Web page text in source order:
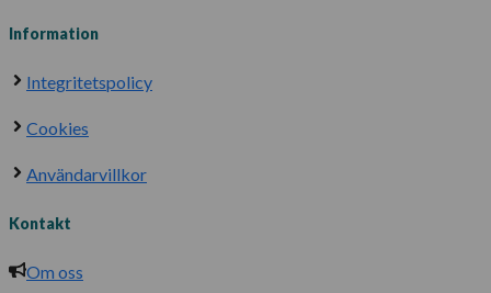
Information
Integritetspolicy
Cookies
Användarvillkor
Kontakt
Om oss